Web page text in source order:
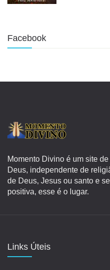
Facebook
Momento Divino é um site
Deus, independente de
de Deus, Jesus ou santo e
positiva, esse é o lugar.
Links Úteis